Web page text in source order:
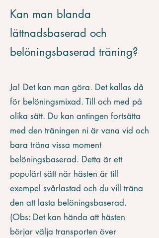
Kan man blanda
lättnadsbaserad och
belöningsbaserad träning?
​Ja! Det kan man göra. Det kallas då
för belöningsmixad. Till och med på
olika sätt. Du kan antingen fortsätta
med den träningen ni är vana vid och
bara träna vissa moment
belöningsbaserad. Detta är ett
populärt sätt när hästen är till
exempel svårlastad och du vill träna
den att lasta belöningsbaserad.
(Obs: Det kan hända att hästen
börjar välja transporten över